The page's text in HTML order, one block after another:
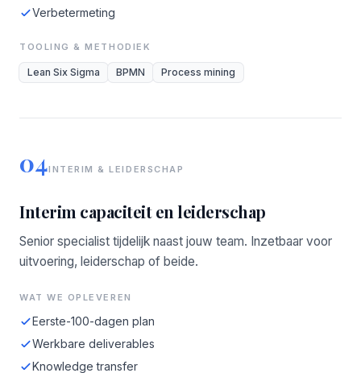
Verbetermeting
TOOLING & METHODIEK
Lean Six Sigma BPMN Process mining
04INTERIM & LEIDERSCHAP
Interim capaciteit en leiderschap
Senior specialist tijdelijk naast jouw team. Inzetbaar voor
uitvoering, leiderschap of beide.
WAT WE OPLEVEREN
Eerste-100-dagen plan
Werkbare deliverables
Knowledge transfer